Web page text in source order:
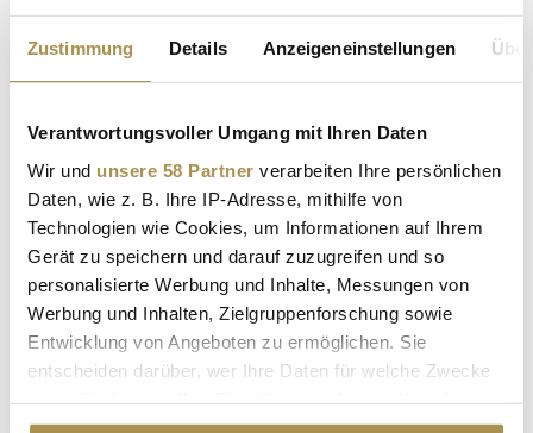
Zustimmung Details Anzeigeneinstellungen
Verantwortungsvoller Umgang mit Ihren Daten
Wir und unsere 58 Partner verarbeiten Ihre persönlichen
Daten, wie z. B. Ihre IP-Adresse, mithilfe von
Technologien wie Cookies, um Informationen auf Ihrem
Gerät zu speichern und darauf zuzugreifen und so
personalisierte Werbung und Inhalte, Messungen von
Werbung und Inhalten, Zielgruppenforschung sowie
Entwicklung von Angeboten zu ermöglichen. Sie
entscheiden darüber, wer Ihre Daten für welche Zwecke
Cookie-Erklärung oder durch Klicken auf das Privacy